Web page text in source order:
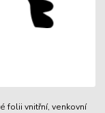
folii vnitřní, venkovní